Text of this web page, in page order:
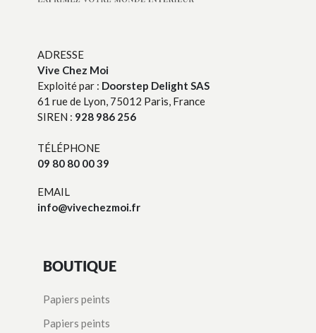
ADRESSE
Vive Chez Moi
Exploité par : Doorstep Delight SAS
61 rue de Lyon, 75012 Paris, France
SIREN : 928 986 256
TÉLÉPHONE
09 80 80 00 39
EMAIL
info@vivechezmoi.fr
BOUTIQUE
Papiers peints
Papiers peints